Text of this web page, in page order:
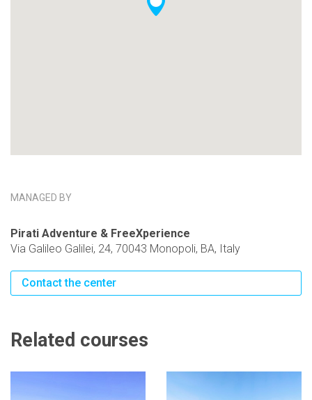
MANAGED BY
Pirati Adventure & FreeXperience
Via Galileo Galilei, 24, 70043 Monopoli, BA, Italy
Contact the center
Related courses